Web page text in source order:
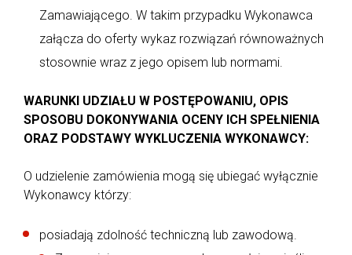
Zamawiającego. W takim przypadku Wykonawca
załącza do oferty wykaz rozwiązań równoważnych
stosownie wraz z jego opisem lub normami.
WARUNKI UDZIAŁU W POSTĘPOWANIU, OPIS
SPOSOBU DOKONYWANIA OCENY ICH SPEŁNIENIA
ORAZ PODSTAWY WYKLUCZENIA WYKONAWCY:
O udzielenie zamówienia mogą się ubiegać wyłącznie
Wykonawcy którzy:
posiadają zdolność techniczną lub zawodową.